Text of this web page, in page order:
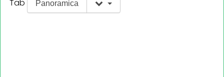
Tab Panoramica